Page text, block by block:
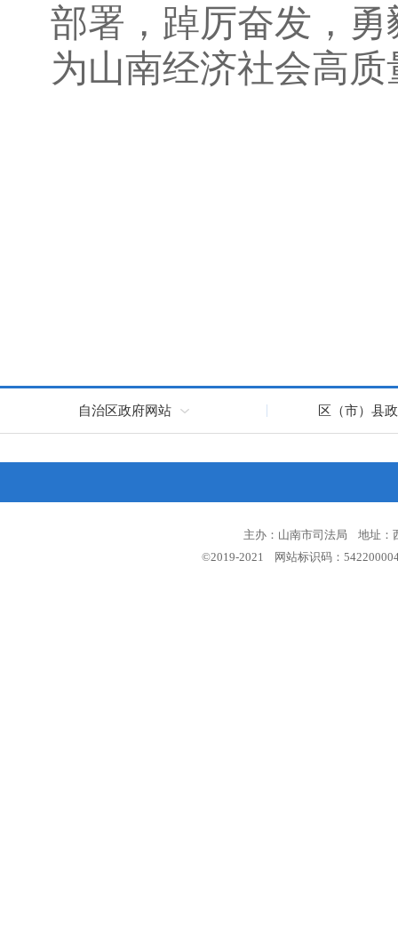
部署，踔厉奋发，
为山南经济社会高
自治区政府网站 区（市）县
主办：山南市司法局 地址：
©2019-2021 网站标识码：